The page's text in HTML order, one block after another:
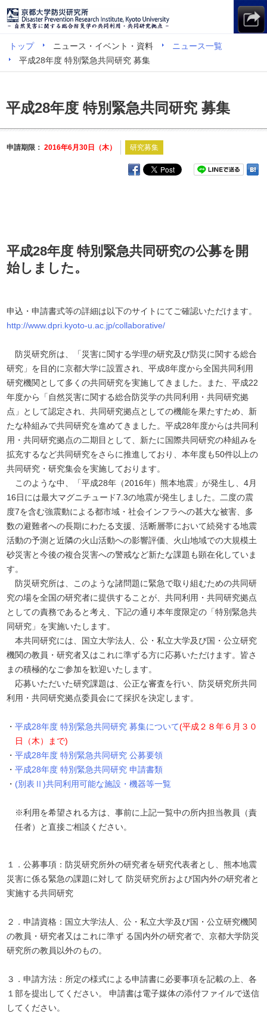
トップ ニュース・イベント・資料
ニュース一覧
平成28年度 特別緊急共同研究 募集
平成28年度 特別緊急共同研究 募集
申請期限：2016年6月30日（木） 研究募集
平成28年度 特別緊急共同研究の公募を開
始しました。
申込・申請書式等の詳細は以下のサイトにてご確認いただけます。
http://www.dpri.kyoto-u.ac.jp/collaborative/
防災研究所は、「災害に関する学理の研究及び防災に関する総合
研究」を目的に京都大学に設置され、平成8年度から全国共同利用
研究機関として多くの共同研究を実施してきました。また、平成22
年度から「自然災害に関する総合防災学の共同利用・共同研究拠
点」として認定され、共同研究拠点としての機能を果たすため、新
たな枠組みで共同研究を進めてきました。平成28年度からは共同利
用・共同研究拠点の二期目として、新たに国際共同研究の枠組みを
拡充するなど共同研究をさらに推進しており、本年度も50件以上の
共同研究・研究集会を実施しております。
このような中、「平成28年（2016年）熊本地震」が発生し、4月
16日には最大マグニチュード7.3の地震が発生しました。二度の震
度7を含む強震動による都市域・社会インフラへの甚大な被害、多
数の避難者への長期にわたる支援、活断層帯において続発する地震
活動の予測と近隣の火山活動への影響評価、火山地域での大規模土
砂災害と今後の複合災害への警戒など新たな課題も顕在化していま
す。
防災研究所は、このような諸問題に緊急で取り組むための共同研
究の場を全国の研究者に提供することが、共同利用・共同研究拠点
としての責務であると考え、下記の通り本年度限定の「特別緊急共
同研究」を実施いたします。
本共同研究には、国立大学法人、公・私立大学及び国・公立研究
機関の教員・研究者又はこれに準ずる方に応募いただけます。皆さ
まの積極的なご参加を歓迎いたします。
応募いただいた研究課題は、公正な審査を行い、防災研究所共同
利用・共同研究拠点委員会にて採択を決定します。
平成28年度 特別緊急共同研究 募集について(平成２８年６月３０
日（木）まで)
平成28年度 特別緊急共同研究 公募要領
平成28年度 特別緊急共同研究 申請書類
(別表Ⅱ)共同利用可能な施設・機器等一覧
※利用を希望される方は、事前に上記一覧中の所内担当教員（責
任者）と直接ご相談ください。
１．公募事項：防災研究所外の研究者を研究代表者とし、熊本地震
災害に係る緊急の課題に対して 防災研究所および国内外の研究者と
実施する共同研究
２．申請資格：国立大学法人、公・私立大学及び国・公立研究機関
の教員・研究者又はこれに準ず る国内外の研究者で、京都大学防災
研究所の教員以外のもの。
３．申請方法：所定の様式による申請書に必要事項を記載の上、各
１部を提出してください。 申請書は電子媒体の添付ファイルで送信
してください。